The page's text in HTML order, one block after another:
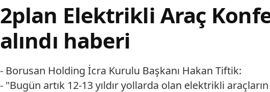
2plan Elektrikli Araç
alındı haberi
- Borusan Holding İcra Kurulu Başkanı Hakan Tiftik:
- "Bugün artık 12-13 yıldır yollarda olan elektrikli